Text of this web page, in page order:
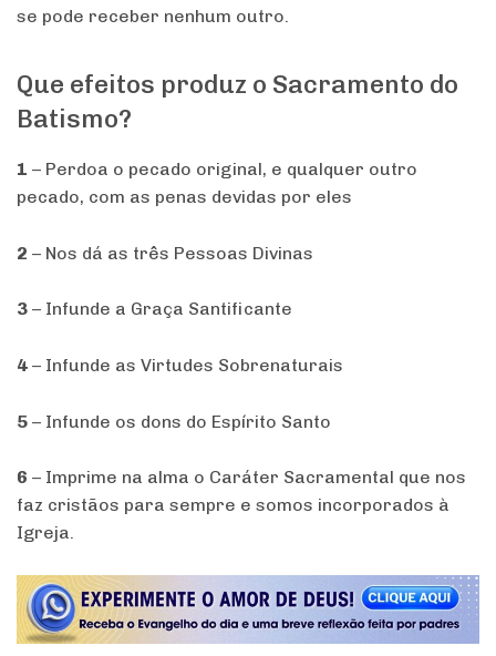
se pode receber nenhum outro.
Que efeitos produz o Sacramento do
Batismo?
1 – Perdoa o pecado original, e qualquer outro
pecado, com as penas devidas por eles
2 – Nos dá as três Pessoas Divinas
3 – Infunde a Graça Santificante
4 – Infunde as Virtudes Sobrenaturais
5 – Infunde os dons do Espírito Santo
6 – Imprime na alma o Caráter Sacramental que nos
faz cristãos para sempre e somos incorporados à
Igreja.